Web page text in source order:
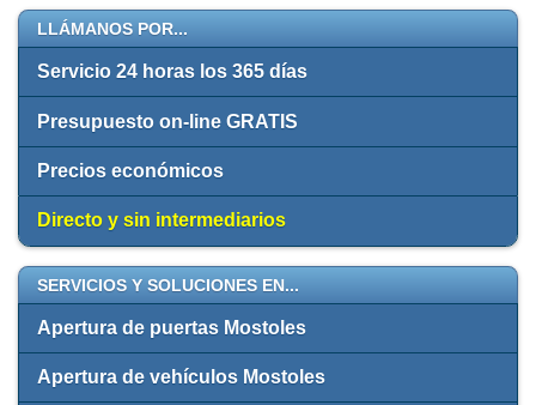
LLÁMANOS POR...
Servicio 24 horas los 365 días
Presupuesto on-line GRATIS
Precios económicos
Directo y sin intermediarios
SERVICIOS Y SOLUCIONES EN...
Apertura de puertas Mostoles
Apertura de vehículos Mostoles